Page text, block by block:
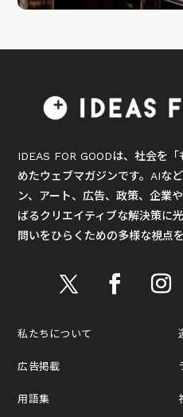
IDEAS FOR GOODは、社会を
めたウェブマガジンです。AIな
ン、アート、広告、政策、企業
ばるクリエイティブな解決策に
問いをひらくための多様な視点
私たちについて
広告掲載
用語集